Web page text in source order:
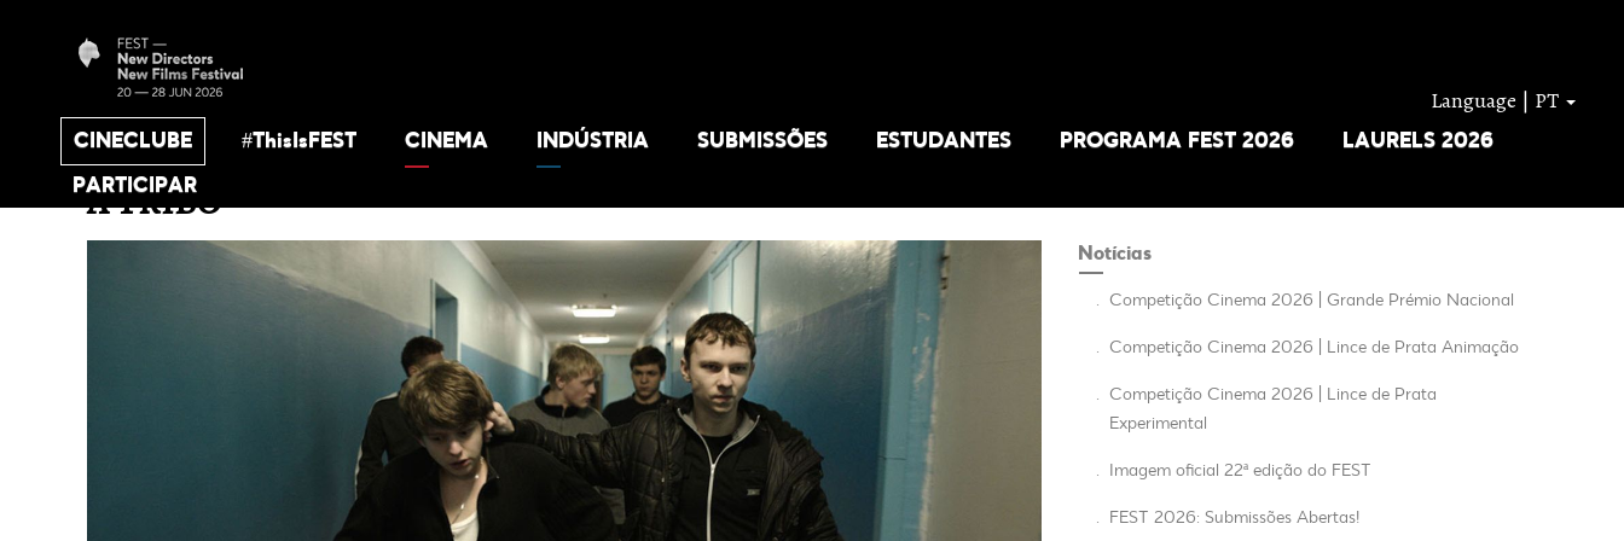
CINECLUBE #ThisIsFEST CINEMA INDÚSTRIA SUBMISSÕES ESTUDANTES PROGRAMA FEST 2026
LAURELS 2026
PARTICIPAR
Language | PT
A TRIBO
Notícias
. Competição Cinema 2026 | Grande Prémio Nacional
. Competição Cinema 2026 | Lince de Prata Animação
.
Competição Cinema 2026 | Lince de Prata
Experimental
. Imagem oficial 22ª edição do FEST
. FEST 2026: Submissões Abertas!